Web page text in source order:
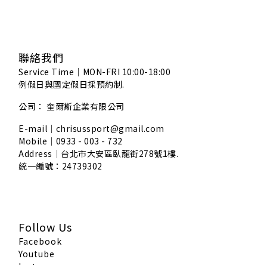
聯絡我們
Service Time｜MON-FRI 10:00-18:00
例假日與國定假日採預約制.
公司： 奎爾斯企業有限公司
E-mail｜chrisussport@gmail.com
Mobile｜0933 - 003 - 732
Address｜ 台北市大安區臥龍街278號1樓.
統一編號：24739302
Follow Us
Facebook
Youtube